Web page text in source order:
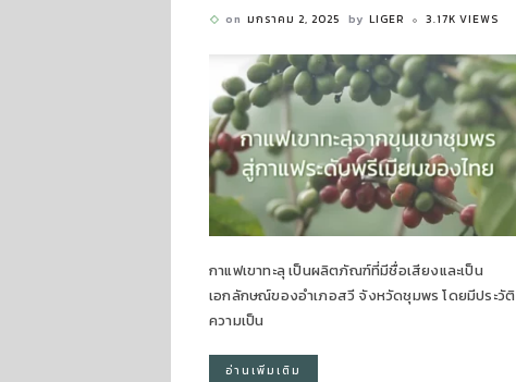
on มกราคม 2, 2025 by LIGER 3.17K VIEWS
กาแฟเขาทะลุ เป็นผลิตภัณฑ์ที่มีชื่อเสียงและเป็น
เอกลักษณ์ของอำเภอสวี จังหวัดชุมพร โดยมีประวัติ
ความเป็น
อ่านเพิ่มเติม